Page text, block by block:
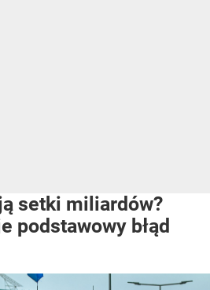
setki miliardów?
podstawowy błąd